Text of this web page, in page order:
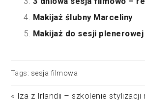
Makijaż ślubny Marceliny
Makijaż do sesji plenerowej
Tags: sesja filmowa
« Iza z Irlandii – szkolenie stylizacji